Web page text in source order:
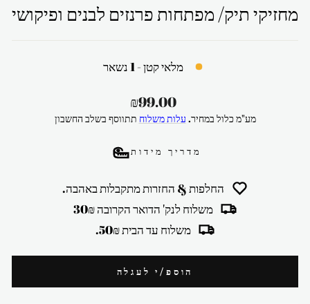
מחזיקי תיק/ מפתחות פרנזים לבנים ופיקושי
מלאי קטן - 1 נשאר
מחיר
רגיל
₪99.00
מע"מ כלול במחיר. עלות משלוח תתווסף בשלב החשבון
מדריך מידות
החלפות & החזרות מתקבלות באהבה.
משלוח לנק' הדואר הקרובה 30₪
משלוח עד הבית 50₪.
הוספ/י לעגלה